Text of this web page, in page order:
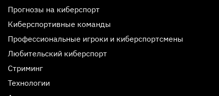
Прогнозы на киберспорт
Киберспортивные команды
Профессиональные игроки и киберспортсмены
Любительский киберспорт
Стриминг
Технологии